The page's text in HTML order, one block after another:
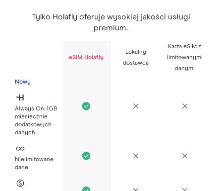
Tylko Holafly oferuje wysokiej jakości usługi
premium.
eSIM Holafly
Lokalny
dostawca
Karta eSIM z
limitowanymi
danymi
Nowy
Always On: 1GB
miesięcznie
dodatkowych
danych
Nielimitowane
dane